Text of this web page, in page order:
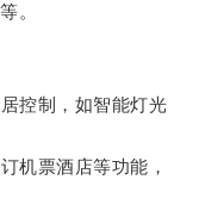
。
控制，如智能灯光
票酒店等功能，